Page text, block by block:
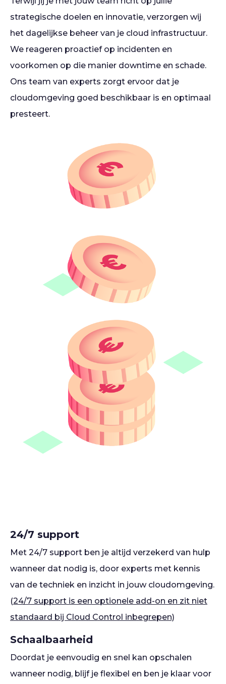
strategische doelen en innovatie, verzorgen wij
het dagelijkse beheer van je cloud infrastructuur.
We reageren proactief op incidenten en
voorkomen op die manier downtime en schade.
Ons team van experts zorgt ervoor dat je
cloudomgeving goed beschikbaar is en optimaal
presteert.
24/7 support
Met 24/7 support ben je altijd verzekerd van hulp
wanneer dat nodig is, door experts met kennis
van de techniek en inzicht in jouw cloudomgeving.
(24/7 support is een optionele add-on en zit niet
standaard bij Cloud Control inbegrepen)
Schaalbaarheid
Doordat je eenvoudig en snel kan opschalen
wanneer nodig, blijf je flexibel en ben je klaar voor